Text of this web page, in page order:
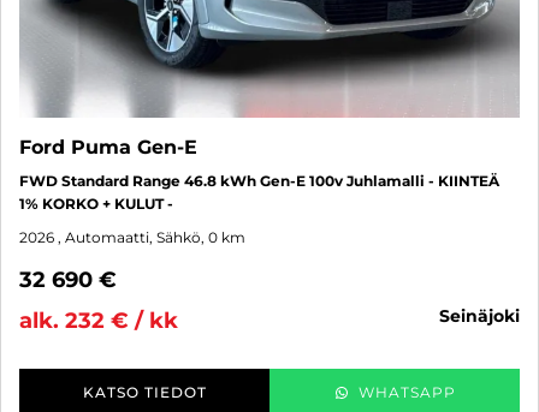
Ford Puma Gen-E
FWD Standard Range 46.8 kWh Gen-E 100v Juhlamalli - KIINTEÄ
1% KORKO + KULUT -
2026 , Automaatti, Sähkö, 0 km
32 690 €
alk. 232 € / kk
seinäjoki
KATSO TIEDOT WHATSAPP